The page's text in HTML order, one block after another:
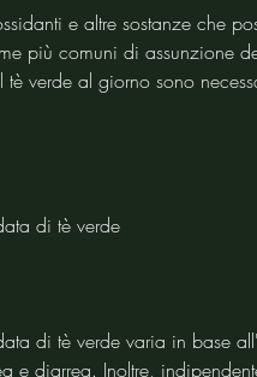
e altre sostanze che
più comuni di assunzione
verde al giorno sono
di tè verde
di tè verde varia in base
e diarrea. Inoltre,